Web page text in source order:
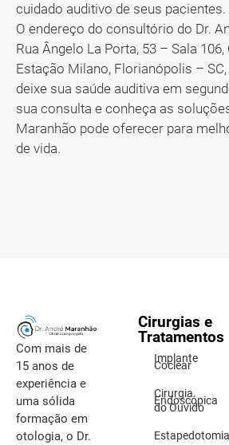
cuidado auditivo de seus pacientes.
O endereço do consultório do Dr.
Rua Ângelo La Porta, 53 – Sala
Estação Milano, Florianópolis – SC,
deixe sua saúde auditiva em
sua consulta e conheça as
Maranhão pode oferecer para
de vida.
Com mais de
15 anos de
experiência e
uma sólida
formação em
otologia, o Dr.
Cirurgias e
Tratamentos
Implante
Coclear
Cirurgia
Endoscópica
do Ouvido